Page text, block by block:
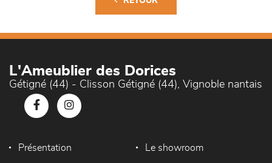
L'Ameublier des Dorices
Gétigné (44) - Clisson Gétigné (44), Vignoble nantais
Présentation Le showroom